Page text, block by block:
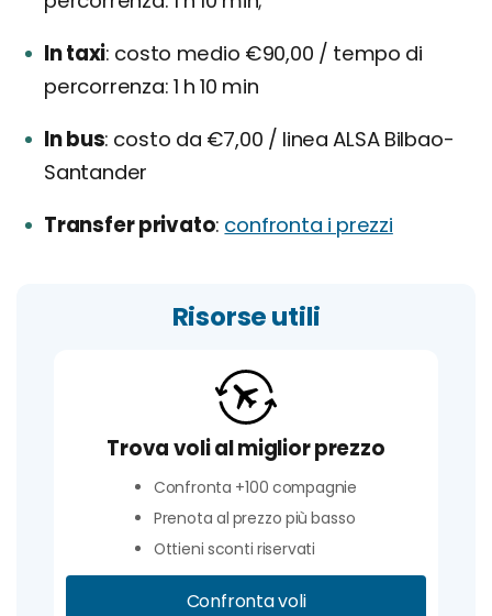
In taxi costo medio €90,00 / tempo di
percorrenza: 1 h 10 min
In bus costo da €7,00 / linea ALSA Bilbao-
Santander
Transfer privato confronta i prezzi
Risorse utili
Trova voli al miglior prezzo
Confronta +100 compagnie
Prenota al prezzo più basso
Ottieni sconti riservati
Confronta voli